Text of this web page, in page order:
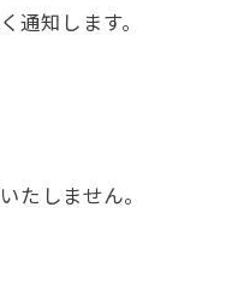
知します。
たしません。